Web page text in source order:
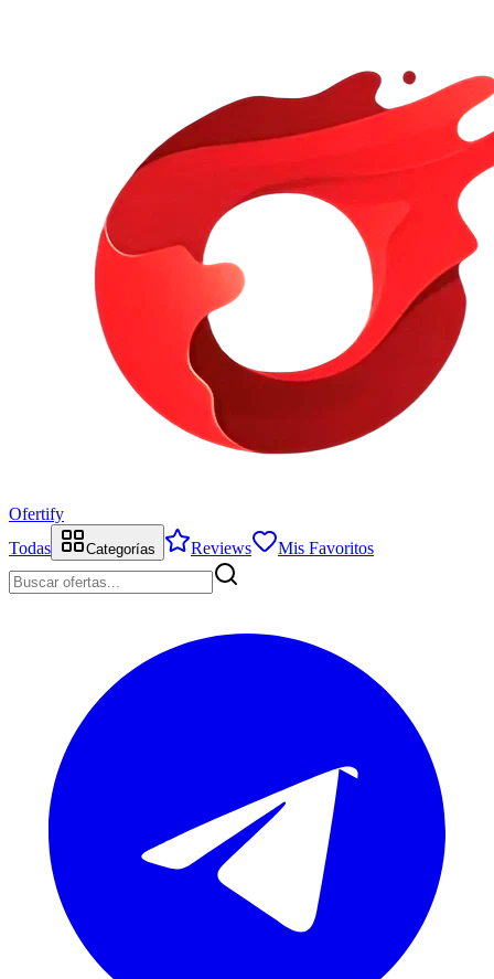
Ofertify
Todas
Categorías Reviews Mis Favoritos